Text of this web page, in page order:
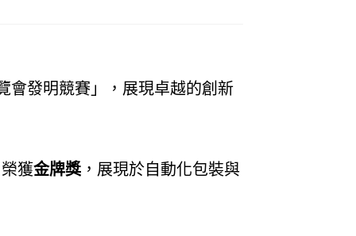
會發明競賽」，展現卓越的創新
獲金牌獎 ，展現於自動化包裝與